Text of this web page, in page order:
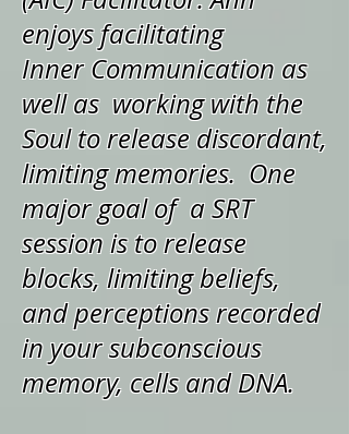
enjoys facilitating
InnerCommunication as
well as working with the
Soul to release discordant,
limiting memories. One
major goal of a SRT
session is to release
blocks, limiting beliefs,
and perceptions recorded
in your subconscious
memory, cells and DNA.